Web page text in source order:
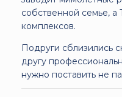
собственной семье, а
комплексов.
Подруги сблизились
другу
нужно поставить не